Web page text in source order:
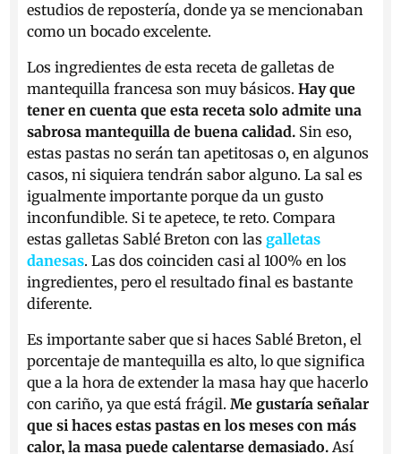
estudios de repostería, donde ya se mencionaban
como un bocado excelente.
Los ingredientes de esta receta de galletas de
mantequilla francesa son muy básicos.Hay que
tener en cuenta que esta receta solo admite una
sabrosa mantequilla de buena calidad. Sin eso,
estas pastas no serán tan apetitosas o, en algunos
casos, ni siquiera tendrán sabor alguno. La sal es
igualmente importante porque da un gusto
inconfundible. Si te apetece, te reto. Compara
estas galletas Sablé Breton con lasgalletas
danesas. Las dos coinciden casi al 100% en los
ingredientes, pero el resultado final es bastante
diferente.
Es importante saber que si haces Sablé Breton, el
porcentaje de mantequilla es alto, lo que significa
que a la hora de extender la masa hay que hacerlo
con cariño, ya que está frágil.Me gustaría señalar
que si haces estas pastas en los meses con más
calor, la masa puede calentarse demasiado. Así